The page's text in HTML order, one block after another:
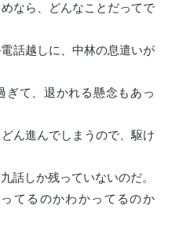
なら、どんなことだってで
話越しに、中林の息遣いが
て、退かれる懸念もあっ
ん進んでしまうので、駆け
話しか残っていないのだ。
てるのかわかってるのか